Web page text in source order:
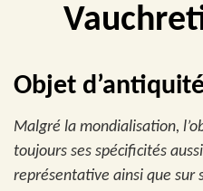
Objet
Malgré la mondialisation,
toujours ses spécificités
représentative ainsi que sur